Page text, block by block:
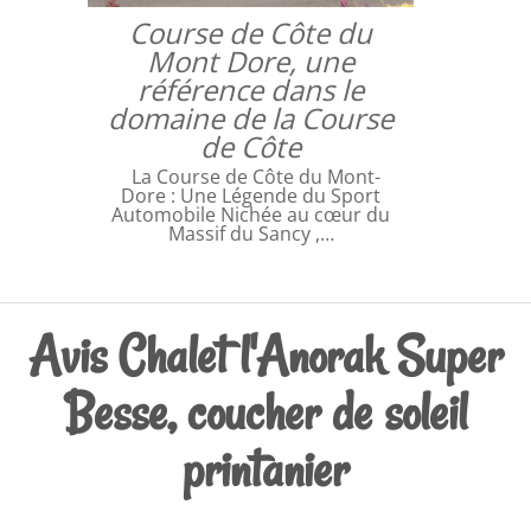
Course de Côte du
Mont Dore, une
référence dans le
domaine de la Course
de Côte
La Course de Côte du Mont-
Dore : Une Légende du Sport
Automobile Nichée au cœur du
Massif du Sancy ,…
Avis Chalet l'Anorak Super
Besse, coucher de soleil
printanier